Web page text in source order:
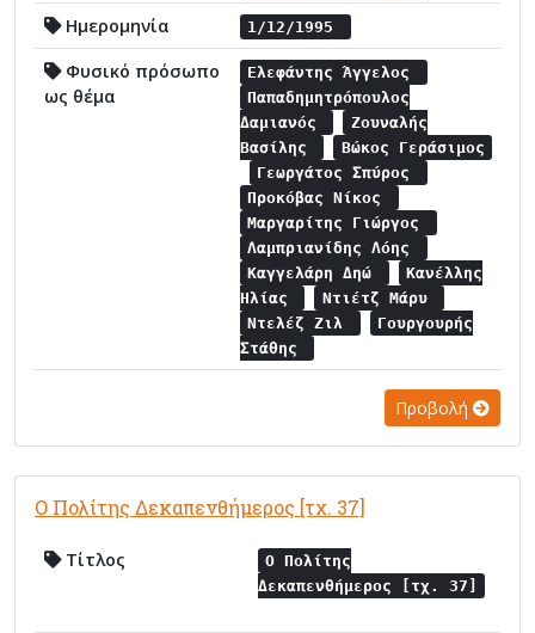
Ημερομηνία 1/12/1995
Φυσικό πρόσωπο
ως θέμα
Ελεφάντης Άγγελος
Παπαδημητρόπουλος
Δαμιανός
Ζουναλής
Βασίλης
Βώκος Γεράσιμος
Γεωργάτος Σπύρος
Προκόβας Νίκος
Μαργαρίτης Γιώργος
Λαμπριανίδης Λόης
Καγγελάρη Δηώ
Κανέλλης
Ηλίας
Ντιέτζ Μάρυ
Ντελέζ Ζιλ
Γουργουρής
Στάθης
Προβολή
Ο Πολίτης Δεκαπενθήμερος [τχ. 37]
Τίτλος
Ο Πολίτης
Δεκαπενθήμερος [τχ. 37]